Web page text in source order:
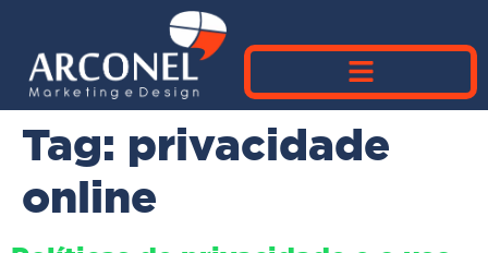
Tag: privacidade
online